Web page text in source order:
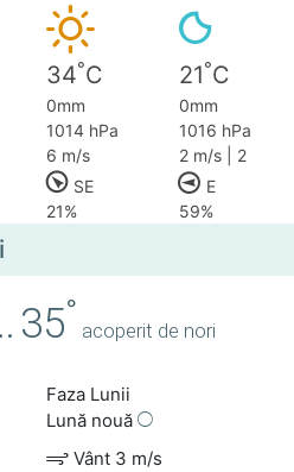
34°C 21°C
0mm
0mm
1014 hPa
1016 hPa
6 m/s
2 m/s | 2
SE
E
21% 59%
.. 35°
acoperit de nori
Faza Lunii
Lună nouă
Vânt 3 m/s